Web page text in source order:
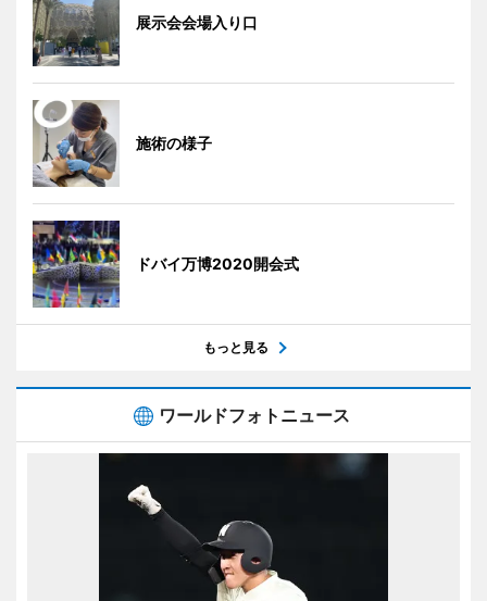
展示会会場入り口
施術の様子
ドバイ万博2020開会式
もっと見る
ワールドフォトニュース